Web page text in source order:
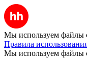
Мы используем файлы
Правила
Мы используем файлы